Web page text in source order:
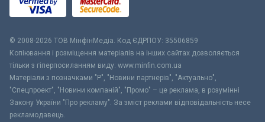
© 2008-2026 ТОВ МiнфiнМедiа. Код ЄДРПОУ: 35506859
Копіювання і розміщення матеріалів на інших сайтах дозволяється
тільки з гіперпосиланням виду: www.minfin.com.ua
Матеріали з позначками "Р", "Новини партнерів", "Актуально",
"Спецпроект", "Новини компаній", "Промо" – це реклама, в розумінні
Закону України "Про рекламу". За зміст реклами відповідальність несе
рекламодавець.